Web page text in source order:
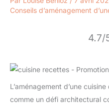
Conseils d’aménagement
4.7/
L’aménagement d’une
comme un défi architectural